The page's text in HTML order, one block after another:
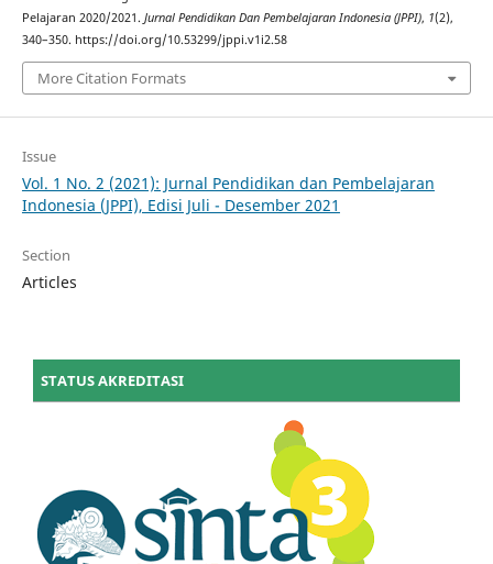
Pelajaran 2020/2021. Jurnal Pendidikan Dan Pembelajaran Indonesia (JPPI), 1(2),
340–350. https://doi.org/10.53299/jppi.v1i2.58
More Citation Formats
Issue
Vol. 1 No. 2 (2021): Jurnal Pendidikan dan Pembelajaran
Indonesia (JPPI), Edisi Juli - Desember 2021
Section
Articles
STATUS AKREDITASI